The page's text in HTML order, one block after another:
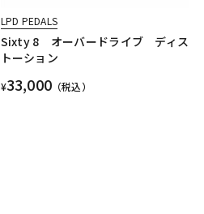
LPD PEDALS
Sixty 8 オーバードライブ ディス
トーション
¥33,000 （税込）